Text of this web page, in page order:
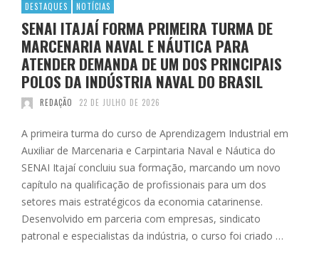
DESTAQUES NOTÍCIAS
SENAI ITAJAÍ FORMA PRIMEIRA TURMA DE
MARCENARIA NAVAL E NÁUTICA PARA
ATENDER DEMANDA DE UM DOS PRINCIPAIS
POLOS DA INDÚSTRIA NAVAL DO BRASIL
REDAÇÃO 22 DE JULHO DE 2026
A primeira turma do curso de Aprendizagem Industrial em
Auxiliar de Marcenaria e Carpintaria Naval e Náutica do
SENAI Itajaí concluiu sua formação, marcando um novo
capítulo na qualificação de profissionais para um dos
setores mais estratégicos da economia catarinense.
Desenvolvido em parceria com empresas, sindicato
patronal e especialistas da indústria, o curso foi criado …